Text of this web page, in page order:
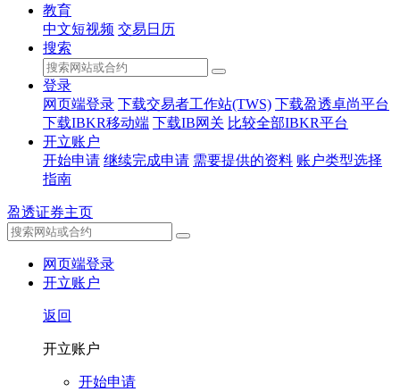
教育
中文短视频 交易日历
搜索
登录
网页端登录 下载交易者工作站(TWS) 下载盈透卓尚平台
下载IBKR移动端 下载IB网关 比较全部IBKR平台
开立账户
开始申请 继续完成申请 需要提供的资料 账户类型选择
指南
盈透证券主页
网页端登录
开立账户
返回
开立账户
开始申请